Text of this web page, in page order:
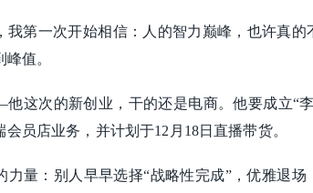
我第一次开始相信：人的智力巅峰，也许真的
值。
这次的新创业，干的还是电商。他要成立“
员店业务，并计划于12月18日直播带货。
力量：别人早早选择“战略性完成”，优雅退场